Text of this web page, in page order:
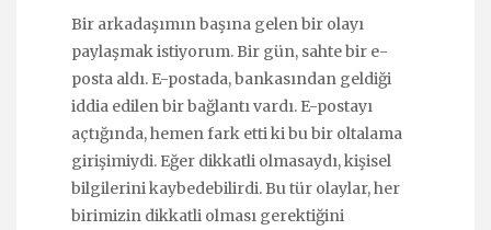
Bir arkadaşımın başına gelen bir olayı
paylaşmak istiyorum. Bir gün, sahte bir e-
posta aldı. E-postada, bankasından geldiği
iddia edilen bir bağlantı vardı. E-postayı
açtığında, hemen fark etti ki bu bir oltalama
girişimiydi. Eğer dikkatli olmasaydı, kişisel
bilgilerini kaybedebilirdi. Bu tür olaylar, her
birimizin dikkatli olması gerektiğini